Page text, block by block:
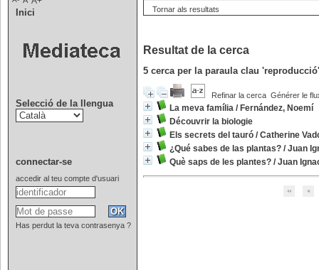
Tornar als resultats
Resultat de la cerca
5 cerca per la paraula clau
Refinar la cerca Générer le
La meva família / Fernández, Noemí
Découvrir la biologie
Els secrets del tauró /Catherine
¿Qué sabes de las plantas? /Juan
Què saps de les plantes? /Juan
Inici
Selecció de la llengua
connectar-se
accedir al teu compte d'usuari
Has perdut la teva contrasenya ?